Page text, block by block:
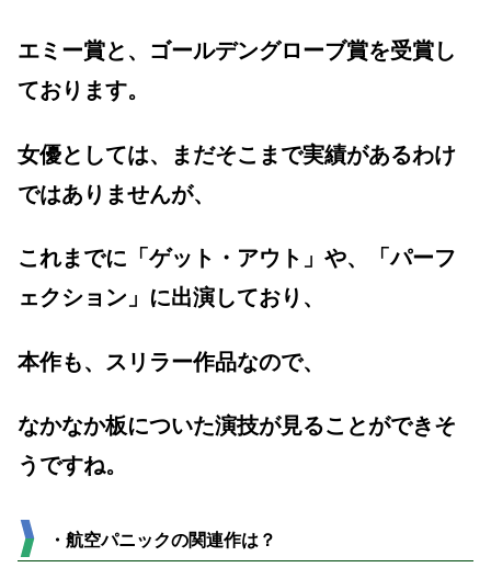
エミー賞と、ゴールデングローブ賞を受賞し
ております。
女優としては、まだそこまで実績があるわけ
ではありませんが、
これまでに「ゲット・アウト」や、「パーフ
ェクション」に出演しており、
本作も、スリラー作品なので、
なかなか板についた演技が見ることができそ
うですね。
・航空パニックの関連作は？